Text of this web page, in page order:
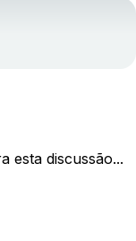
esta discussão...